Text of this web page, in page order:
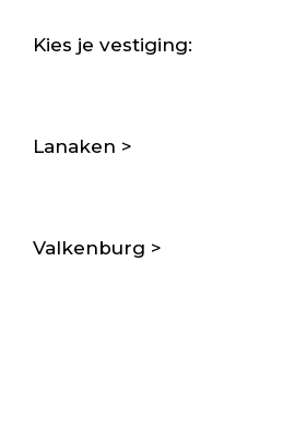
Kies je vestiging:
Lanaken >
Valkenburg >